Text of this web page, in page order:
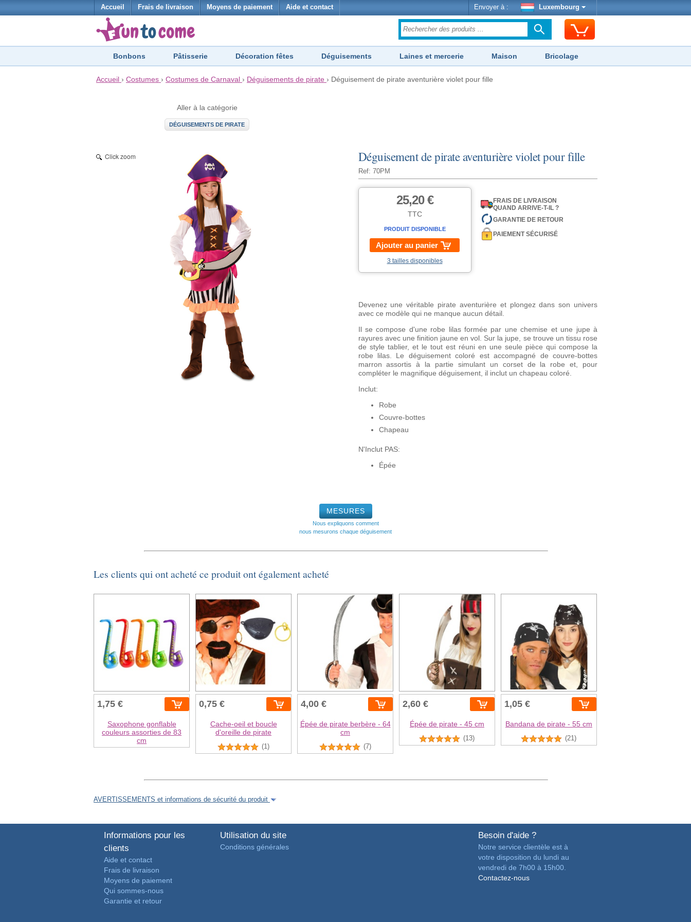
Accueil Frais de livraison Moyens de paiement Aide et contact Envoyer à : Luxembourg
Bonbons Pâtisserie Décoration fêtes Déguisements Laines et mercerie Maison Bricolage
Accueil › Costumes › Costumes de Carnaval › Déguisements de pirate › Déguisement de pirate aventurière violet pour fille
Aller à la catégorie
DÉGUISEMENTS DE PIRATE
Déguisement de pirate aventurière violet pour fille
Ref: 70PM
Click zoom
25,20 €
TTC
PRODUIT DISPONIBLE
Ajouter au panier
3 tailles disponibles
FRAIS DE LIVRAISON
QUAND ARRIVE-T-IL ?
GARANTIE DE RETOUR
PAIEMENT SÉCURISÉ
Devenez une véritable pirate aventurière et plongez dans son univers
avec ce modèle qui ne manque aucun détail.
Il se compose d'une robe lilas formée par une chemise et une jupe à
rayures avec une finition jaune en vol. Sur la jupe, se trouve un tissu rose
de style tablier, et le tout est réuni en une seule pièce qui compose la
robe lilas. Le déguisement coloré est accompagné de couvre-bottes
marron assortis à la partie simulant un corset de la robe et, pour
compléter le magnifique déguisement, il inclut un chapeau coloré.
Inclut:
Robe
Couvre-bottes
Chapeau
N'Inclut PAS:
Épée
MESURES
Nous expliquons comment
nous mesurons chaque déguisement
Les clients qui ont acheté ce produit ont également acheté
1,75 €
Saxophone gonflable
couleurs assorties de 83
cm
0,75 €
Cache-oeil et boucle
d'oreille de pirate
(1)
4,00 €
Épée de pirate berbère - 64
cm
(7)
2,60 €
Épée de pirate - 45 cm
(13)
1,05 €
Bandana de pirate - 55 cm
(21)
AVERTISSEMENTS et informations de sécurité du produit
Informations pour les
clients
Aide et contact
Frais de livraison
Moyens de paiement
Qui sommes-nous
Garantie et retour
Utilisation du site
Conditions générales
Besoin d'aide ?
Notre service clientèle est à
votre disposition du lundi au
vendredi de 7h00 à 15h00.
Contactez-nous